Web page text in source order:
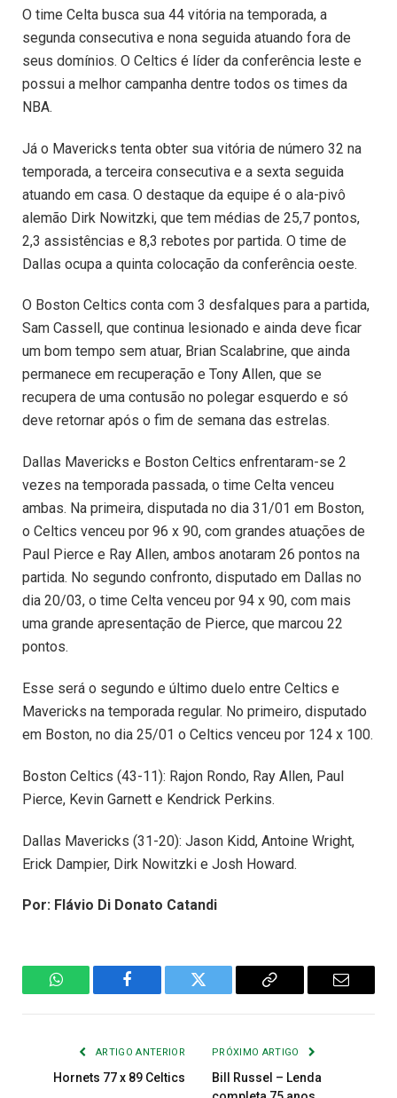
O time Celta busca sua 44 vitória na temporada, a
segunda consecutiva e nona seguida atuando fora de
seus domínios. O Celtics é líder da conferência leste e
possui a melhor campanha dentre todos os times da
NBA.
Já o Mavericks tenta obter sua vitória de número 32 na
temporada, a terceira consecutiva e a sexta seguida
atuando em casa. O destaque da equipe é o ala-pivô
alemão Dirk Nowitzki, que tem médias de 25,7 pontos,
2,3 assistências e 8,3 rebotes por partida. O time de
Dallas ocupa a quinta colocação da conferência oeste.
O Boston Celtics conta com 3 desfalques para a partida,
Sam Cassell, que continua lesionado e ainda deve ficar
um bom tempo sem atuar, Brian Scalabrine, que ainda
permanece em recuperação e Tony Allen, que se
recupera de uma contusão no polegar esquerdo e só
deve retornar após o fim de semana das estrelas.
Dallas Mavericks e Boston Celtics enfrentaram-se 2
vezes na temporada passada, o time Celta venceu
ambas. Na primeira, disputada no dia 31/01 em Boston,
o Celtics venceu por 96 x 90, com grandes atuações de
Paul Pierce e Ray Allen, ambos anotaram 26 pontos na
partida. No segundo confronto, disputado em Dallas no
dia 20/03, o time Celta venceu por 94 x 90, com mais
uma grande apresentação de Pierce, que marcou 22
pontos.
Esse será o segundo e último duelo entre Celtics e
Mavericks na temporada regular. No primeiro, disputado
em Boston, no dia 25/01 o Celtics venceu por 124 x 100.
Boston Celtics (43-11): Rajon Rondo, Ray Allen, Paul
Pierce, Kevin Garnett e Kendrick Perkins.
Dallas Mavericks (31-20): Jason Kidd, Antoine Wright,
Erick Dampier, Dirk Nowitzki e Josh Howard.
Por: Flávio Di Donato Catandi
WhatsAppFacebook Twitter
Copiar
E-
ARTIGO ANTERIOR
Hornets 77 x 89 Celtics
PRÓXIMO ARTIGO
Bill Russel – Lenda